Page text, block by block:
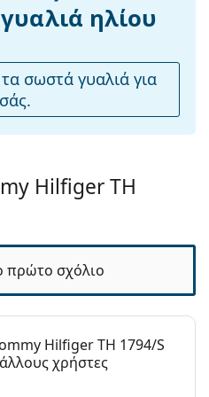
ηλίου
σωστά γυαλιά για
Hilfiger TH
πρώτο σχόλιο
Hilfiger TH 1794/S
χρήστες